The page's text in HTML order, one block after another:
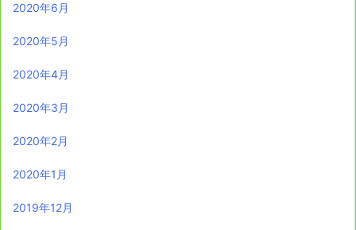
2020年6月
2020年5月
2020年4月
2020年3月
2020年2月
2020年1月
2019年12月